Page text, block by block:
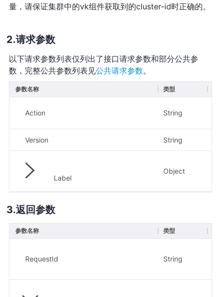
量，请保证集群中的vk组件获取到的cluster-id时正确的。
请求参数
以下请求参数列表仅列出了接口请求参数和部分公共参
数，完整公共参数列表见公共请求参数。
参数名称 类型
Action String
Version String
Label
Object
返回参数
参数名称 类型
RequestId String